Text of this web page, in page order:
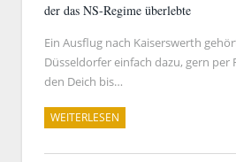
der das NS-Regime überlebte
Ein Ausflug nach Kaiserswerth
Düsseldorfer einfach dazu, gern per
den Deich bis…
WEITERLESEN